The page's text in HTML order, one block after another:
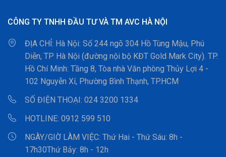
CÔNG TY TNHH ĐẦU TƯ VÀ TM AVC HÀ NỘI
ĐỊA CHỈ: Hà Nội: Số 244 ngõ 304 Hồ Tùng Mậu, Phú
Diễn, TP Hà Nội (đường nội bộ KĐT Gold Mark City). TP.
Hồ Chí Minh: Tầng 8, Tòa nhà Văn phòng Thủy Lợi 4 -
102 Nguyễn Xí, Phường Bình Thạnh, TP.HCM
SỐ ĐIỆN THOẠI: 024 3200 1334
HOTLINE: 0912 599 510
NGÀY/GIỜ LÀM VIỆC: Thứ Hai - Thứ Sáu: 8h -
17h30Thứ Bảy: 8h - 12h